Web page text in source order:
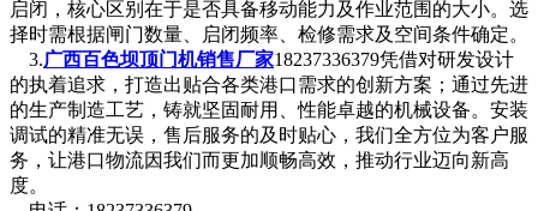
启闭，核心区别在于是否具备移动能力及作业范围的大小。选
择时需根据闸门数量、启闭频率、检修需求及空间条件确定。
3.广西百色坝顶门机销售厂家18237336379凭借对研发设计
的执着追求，打造出贴合各类港口需求的创新方案；通过先进
的生产制造工艺，铸就坚固耐用、性能卓越的机械设备。安装
调试的精准无误，售后服务的及时贴心，我们全方位为客户服
务，让港口物流因我们而更加顺畅高效，推动行业迈向新高
度。